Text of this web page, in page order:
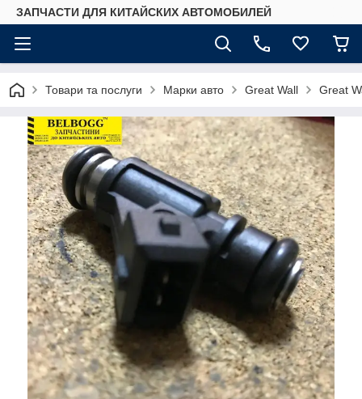
ЗАПЧАСТИ ДЛЯ КИТАЙСКИХ АВТОМОБИЛЕЙ
Товари та послуги Марки авто Great Wall Great